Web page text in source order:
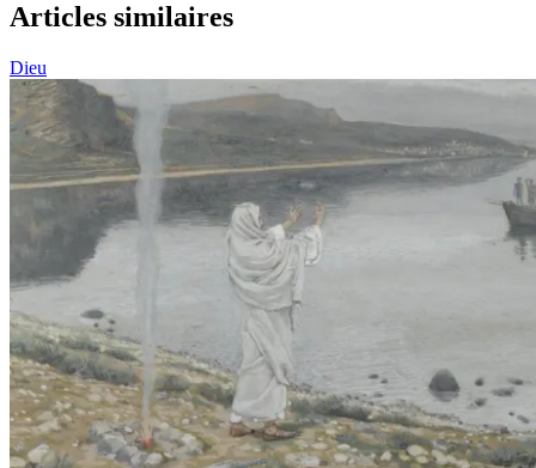
Articles similaires
Dieu